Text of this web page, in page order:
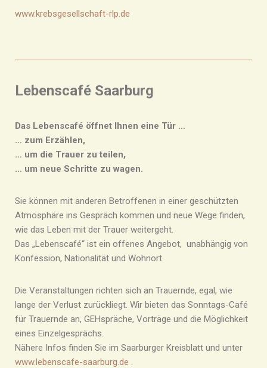
www.krebsgesellschaft-rlp.de
Lebenscafé Saarburg
Das Lebenscafé öffnet Ihnen eine Tür …
… zum Erzählen,
… um die Trauer zu teilen,
… um neue Schritte zu wagen.
Sie können mit anderen Betroffenen in einer geschützten
Atmosphäre ins Gespräch kommen und neue Wege finden,
wie das Leben mit der Trauer weitergeht.
Das „Lebenscafé“ ist ein offenes Angebot, unabhängig von
Konfession, Nationalität und Wohnort.
Die Veranstaltungen richten sich an Trauernde, egal, wie
lange der Verlust zurückliegt. Wir bieten das Sonntags-Café
für Trauernde an, GEHspräche, Vorträge und die Möglichkeit
eines Einzelgesprächs.
Nähere Infos finden Sie im Saarburger Kreisblatt und unter
www.lebenscafe-saarburg.de .